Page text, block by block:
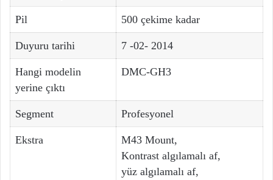
Pil 500 çekime kadar
Duyuru tarihi 7 -02- 2014
Hangi modelin
yerine çıktı
DMC-GH3
Segment Profesyonel
Ekstra
M43 Mount,
Kontrast algılamalı af,
yüz algılamalı af,